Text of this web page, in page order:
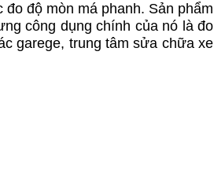
độ mòn má phanh. Sản phẩm
công dụng chính của nó là đo
garege, trung tâm sửa chữa xe